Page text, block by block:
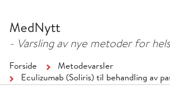
MedNytt
- Varsling av nye metoder for
Forside
Metodevarsler
Eculizumab (Soliris) til behandling av